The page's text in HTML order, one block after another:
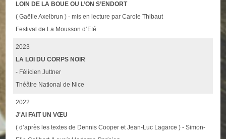
LOIN DE LA BOUE OU L’ON S’ENDORT
( Gaëlle Axelbrun ) - mis en lecture par Carole Thibaut
Festival de La Mousson d’Eté
2023
LA LOI DU CORPS NOIR
- Félicien Juttner
Théâtre National de Nice
2022
J'AI FAIT UN VŒU
( d’après les textes de Dennis Cooper et Jean-Luc Lagarce ) - Simon-